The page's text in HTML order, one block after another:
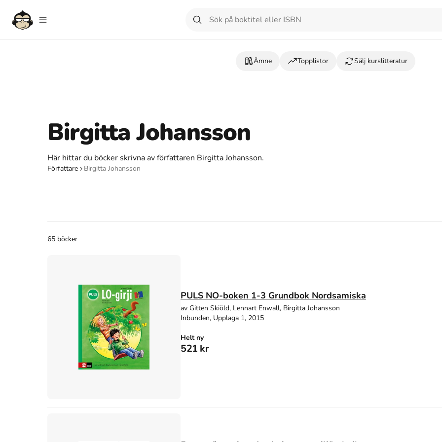
Ämne Topplistor Sälj kurslitteratur
Birgitta Johansson
Här hittar du böcker skrivna av författaren Birgitta Johansson.
Författare Birgitta Johansson
65 böcker
PULS NO-boken 1-3 Grundbok Nordsamiska
av Gitten Skiöld, Lennart Enwall, Birgitta Johansson
Inbunden, Upplaga 1, 2015
Helt ny
521 kr